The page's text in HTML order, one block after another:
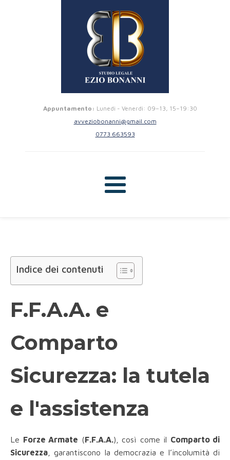
Appuntamento: Lunedi - Venerdi: 09–13, 15–19:30
avveziobonanni@gmail.com
0773 663593
Indice dei contenuti
F.F.A.A. e
Comparto
Sicurezza: la tutela
e l'assistenza
Le Forze Armate (F.F.A.A.), così come il Comparto di
Sicurezza , garantiscono la democrazia e l’incolumità di